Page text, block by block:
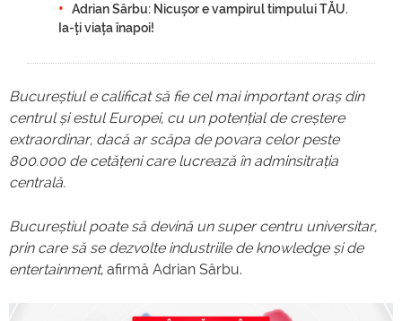
Adrian Sârbu: Nicușor e vampirul timpului TĂU.
Ia-ți viața înapoi!
Bucureștiul e calificat să fie cel mai important oraș din
centrul și estul Europei, cu un potențial de creștere
extraordinar, dacă ar scăpa de povara celor peste
800.000 de cetățeni care lucrează în adminsitrația
centrală.
Bucureștiul poate să devină un super centru universitar,
prin care să se dezvolte industriile de knowledge și de
entertainment, afirmă Adrian Sârbu.